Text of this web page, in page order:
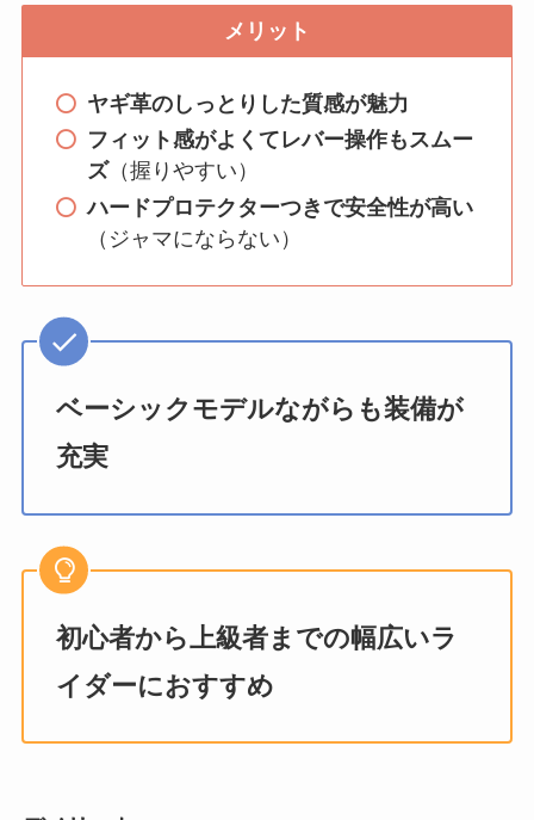
メリット
ヤギ革のしっとりした質感が魅力
フィット感がよくてレバー操作もスムー
ズ（握りやすい）
ハードプロテクターつきで安全性が高い
（ジャマにならない）
ベーシックモデルながらも装備が
充実
初心者から上級者までの幅広いラ
イダーにおすすめ